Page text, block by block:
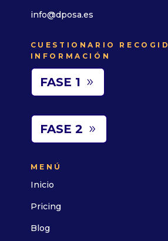
info@dposa.es
CUESTIONARIO
INFORMACIÓN
FASE 1
FASE 2
MENÚ
Inicio
Pricing
Blog